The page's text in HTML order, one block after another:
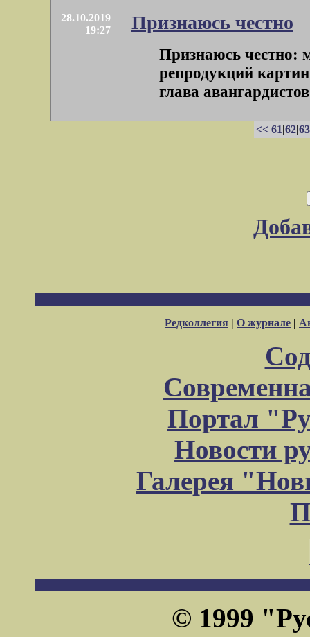
28.10.2019
19:27
Признаюсь честно
Признаюсь честно:
репродукций
глава
<< 61|62|63
Редколлегия | О журнале |
Портал
Новости
Галерея
© 1999